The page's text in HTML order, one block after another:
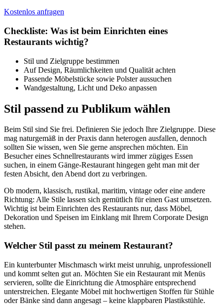
Kostenlos anfragen
Checkliste: Was ist beim Einrichten eines
Restaurants wichtig?
Stil und Zielgruppe bestimmen
Auf Design, Räumlichkeiten und Qualität achten
Passende Möbelstücke sowie Polster aussuchen
Wandgestaltung, Licht und Deko anpassen
Stil passend zu Publikum wählen
Beim Stil sind Sie frei. Definieren Sie jedoch Ihre Zielgruppe. Diese
mag naturgemäß in der Praxis dann heterogen ausfallen, dennoch
sollten Sie wissen, wen Sie gerne ansprechen möchten. Ein
Besucher eines Schnellrestaurants wird immer zügiges Essen
suchen, in einem Gänge-Restaurant hingegen geht man mit der
festen Absicht, den Abend dort zu verbringen.
Ob modern, klassisch, rustikal, maritim, vintage oder eine andere
Richtung: Alle Stile lassen sich gemütlich für einen Gast umsetzen.
Wichtig ist beim Einrichten des Restaurants nur, dass Möbel,
Dekoration und Speisen im Einklang mit Ihrem Corporate Design
stehen.
Welcher Stil passt zu meinem Restaurant?
Ein kunterbunter Mischmasch wirkt meist unruhig, unprofessionell
und kommt selten gut an. Möchten Sie ein Restaurant mit Menüs
servieren, sollte die Einrichtung die Atmosphäre entsprechend
unterstreichen. Elegante Möbel mit hochwertigen Stoffen für Stühle
oder Bänke sind dann angesagt – keine klappbaren Plastikstühle.